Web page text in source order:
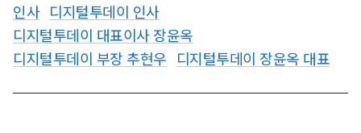
인사 디지털투데이 인사
디지털투데이 대표이사 장윤옥
디지털투데이 부장 추현우 디지털투데이 장윤옥 대표